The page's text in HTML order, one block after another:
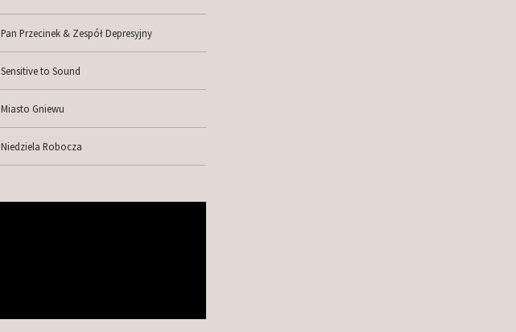
Pan Przecinek & Zespół Depresyjny
Sensitive to Sound
Miasto Gniewu
Niedziela Robocza